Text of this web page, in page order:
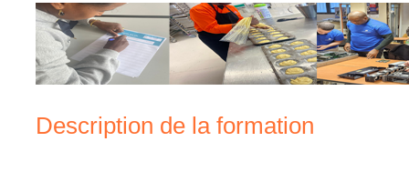
Description de la formation